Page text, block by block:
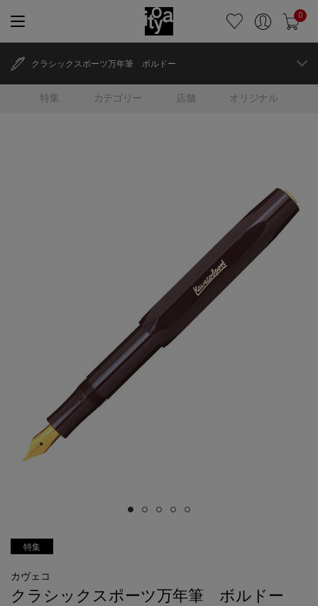
0
特集 カテゴリー 店舗 オリジナル
クラシックスポーツ万年筆 ボルドー
特集
カヴェコ
クラシックスポーツ万年筆 ボルドー